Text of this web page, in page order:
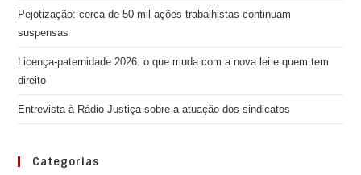
Pejotização: cerca de 50 mil ações trabalhistas continuam
suspensas
Licença-paternidade 2026: o que muda com a nova lei e quem tem
direito
Entrevista à Rádio Justiça sobre a atuação dos sindicatos
Categorias